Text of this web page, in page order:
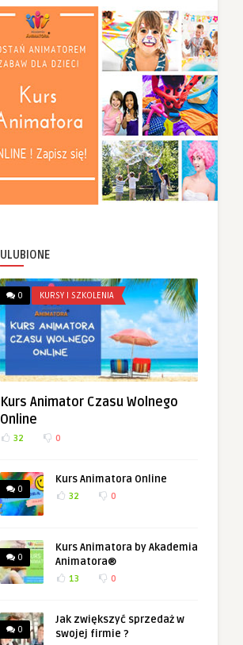
ULUBIONE
0 KURSY I SZKOLENIA
Kurs Animator Czasu Wolnego
Online
32 0
0
Kurs Animatora Online
32 0
0
Kurs Animatora by Akademia
Animatora®
13 0
0
Jak zwiększyć sprzedaż w
swojej firmie ?